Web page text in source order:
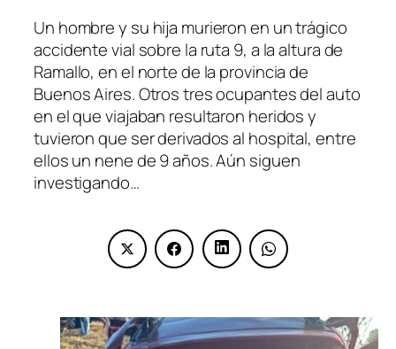
Un hombre y su hija murieron en un trágico
accidente vial sobre la ruta 9, a la altura de
Ramallo, en el norte de la provincia de
Buenos Aires. Otros tres ocupantes del auto
en el que viajaban resultaron heridos y
tuvieron que ser derivados al hospital, entre
ellos un nene de 9 años. Aún siguen
investigando…